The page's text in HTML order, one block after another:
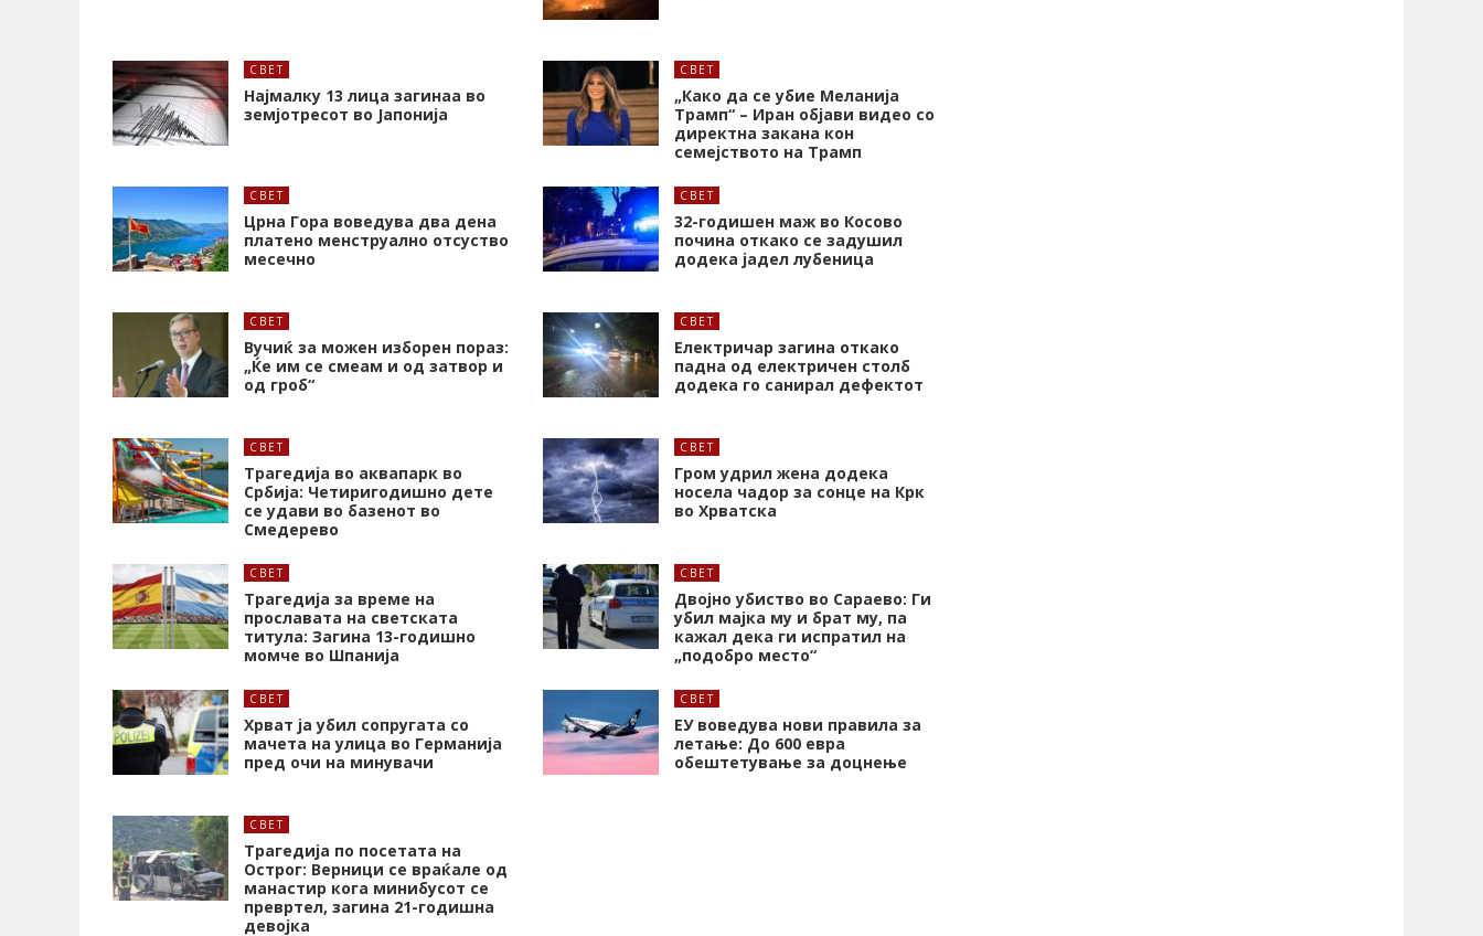
СВЕТ
Најмалку 13 лица загинаа во
земјотресот во Јапонија
СВЕТ
„Како да се убие Меланија
Трамп“ – Иран објави видео со
директна закана кон
семејството на Трамп
СВЕТ
Црна Гора воведува два дена
платено менструално отсуство
месечно
СВЕТ
32-годишен маж во Косово
почина откако се задушил
додека јадел лубеница
СВЕТ
Вучиќ за можен изборен пораз:
„Ќе им се смеам и од затвор и
од гроб“
СВЕТ
Електричар загина откако
падна од електричен столб
додека го санирал дефектот
СВЕТ
Трагедија во аквапарк во
Србија: Четиригодишно дете
се удави во базенот во
Смедерево
СВЕТ
Гром удрил жена додека
носела чадор за сонце на Крк
во Хрватска
СВЕТ
Трагедија за време на
прославата на светската
титула: Загина 13-годишно
момче во Шпанија
СВЕТ
Двојно убиство во Сараево: Ги
убил мајка му и брат му, па
кажал дека ги испратил на
„подобро место“
СВЕТ
Хрват ја убил сопругата со
мачета на улица во Германија
пред очи на минувачи
СВЕТ
ЕУ воведува нови правила за
летање: До 600 евра
обештетување за доцнење
СВЕТ
Трагедија по посетата на
Острог: Верници се враќале од
манастир кога минибусот се
превртел, загина 21-годишна
девојка